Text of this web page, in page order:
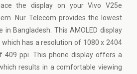
the display on your Vivo V25e
Nur Telecom provides the lowest
in Bangladesh. This AMOLED display
which has a resolution of 1080 x 2404
409 ppi. This phone display offers a
results in a comfortable viewing